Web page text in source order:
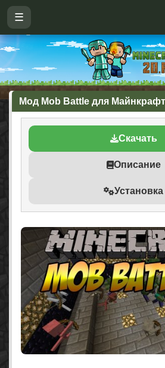
☰
Мод Mob Battle для
Скачать
Описание
Установка